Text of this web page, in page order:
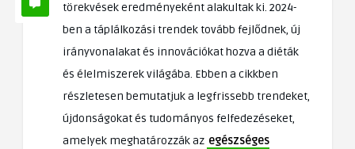
törekvések eredményeként alakultak ki. 2024-
ben a táplálkozási trendek tovább fejlődnek, új
irányvonalakat és innovációkat hozva a diéták
és élelmiszerek világába. Ebben a cikkben
részletesen bemutatjuk a legfrissebb trendeket,
újdonságokat és tudományos felfedezéseket,
amelyek meghatározzák az egészséges